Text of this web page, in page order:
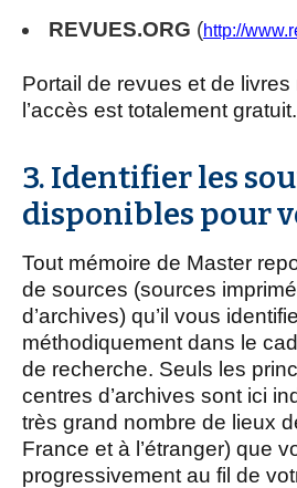
REVUES.ORG (http://
Portail de revues et de
l’accès est totalement gratuit.
3. Identifier les
disponibles pour
Tout mémoire de Master
de sources (sources
d’archives) qu’il vous
méthodiquement dans le
de recherche. Seuls les
centres d’archives sont ici
très grand nombre de lieux
France et à l’étranger) que
progressivement au fil de